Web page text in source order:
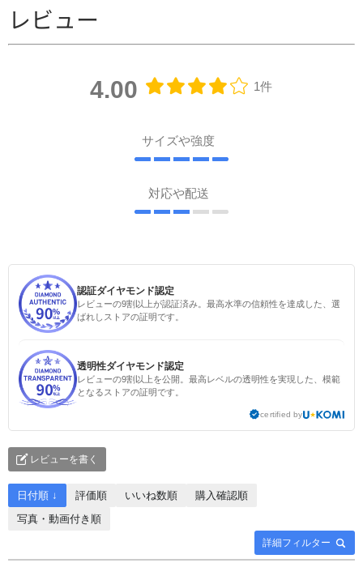
レビュー
4.00 1件
サイズや強度
対応や配送
認証ダイヤモンド認定
レビューの9割以上が認証済み。最高水準の信頼性を達成した、選
ばれしストアの証明です。
透明性ダイヤモンド認定
レビューの9割以上を公開。最高レベルの透明性を実現した、模範
となるストアの証明です。
certified by
レビューを書く
詳細フィルター
日付順 ↓ 評価順 いいね数順
購入確認順
写真・動画付き順